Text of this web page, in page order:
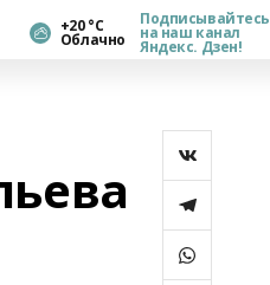
+20 °С
Облачно
Подписывайтесь
на наш канал
Яндекс. Дзен!